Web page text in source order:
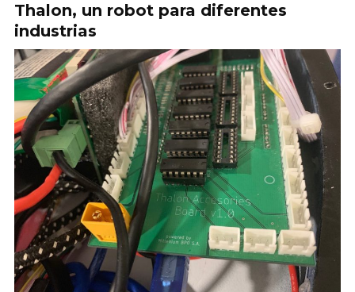
Thalon, un robot para diferentes
industrias